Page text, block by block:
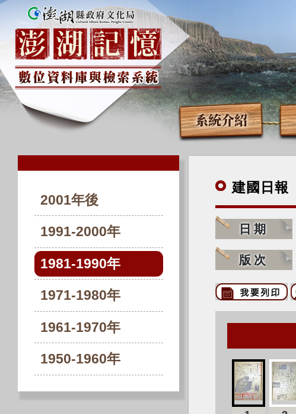
系統介紹
2001年後
1991-2000年
1981-1990年
1971-1980年
1961-1970年
1950-1960年
建國 日報
日期
版次